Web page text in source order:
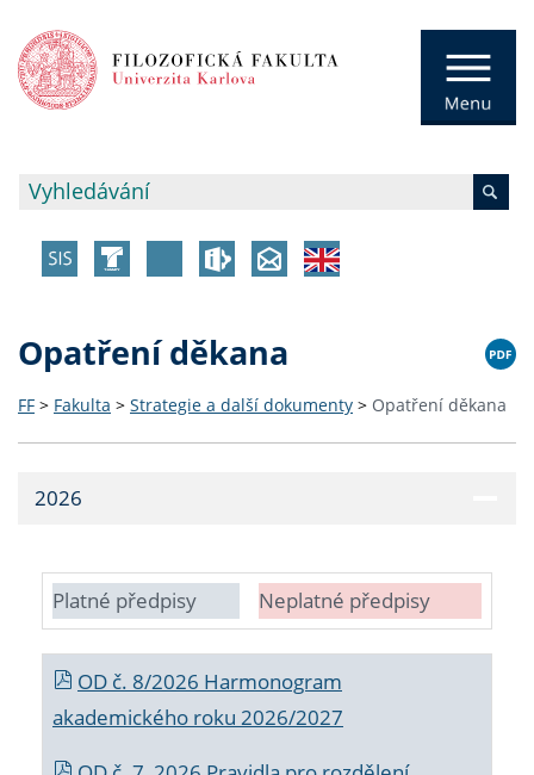
Opatření děkana
FF > Fakulta > Strategie a další dokumenty > Opatření děkana
2026
Platné předpisy Neplatné předpisy
OD č. 8/2026 Harmonogram
akademického roku 2026/2027